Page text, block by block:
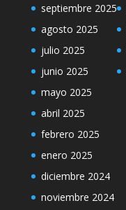
septiembre 2025
agosto 2025
julio 2025
junio 2025
mayo 2025
abril 2025
febrero 2025
enero 2025
diciembre 2024
noviembre 2024